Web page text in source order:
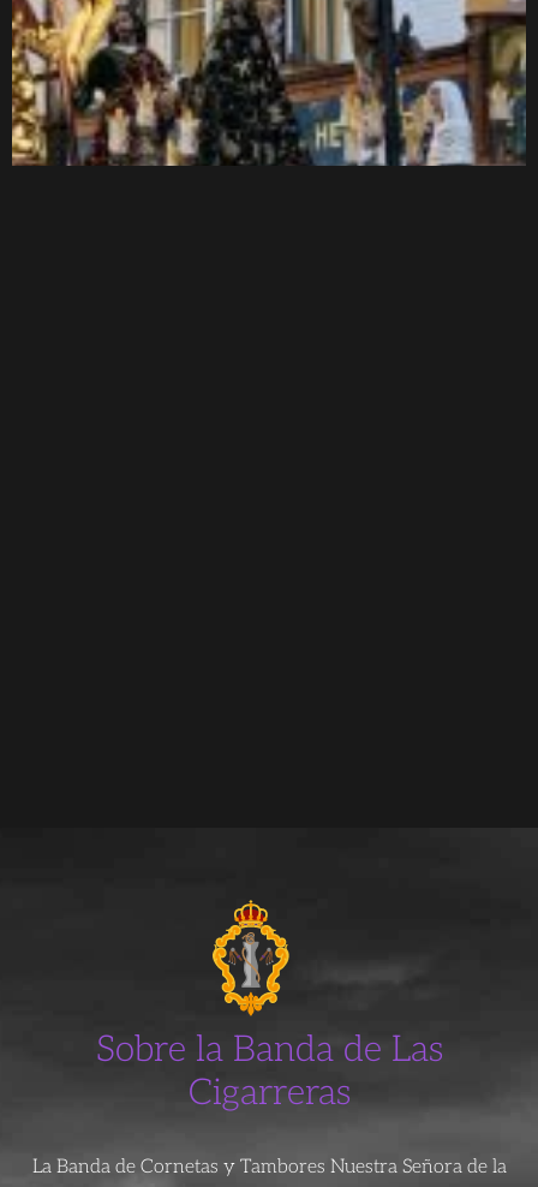
Sobre la Banda de Las
Cigarreras
La Banda de Cornetas y Tambores Nuestra Señora de la